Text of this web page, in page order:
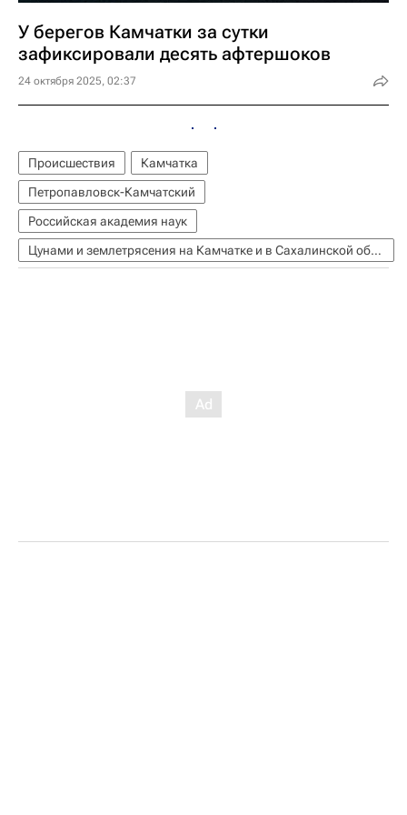
У берегов Камчатки за сутки
зафиксировали десять афтершоков
24 октября 2025, 02:37
Происшествия
Камчатка
Петропавловск-Камчатский
Российская академия наук
Цунами и землетрясения на Камчатке и в Сахалинской области